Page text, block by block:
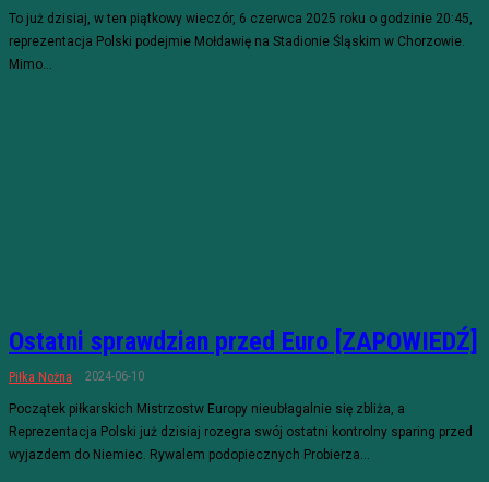
To już dzisiaj, w ten piątkowy wieczór, 6 czerwca 2025 roku o godzinie 20:45,
reprezentacja Polski podejmie Mołdawię na Stadionie Śląskim w Chorzowie.
Mimo...
Ostatni sprawdzian przed Euro [ZAPOWIEDŹ]
Piłka Nożna 2024-06-10
Początek piłkarskich Mistrzostw Europy nieubłagalnie się zbliża, a
Reprezentacja Polski już dzisiaj rozegra swój ostatni kontrolny sparing przed
wyjazdem do Niemiec. Rywalem podopiecznych Probierza...